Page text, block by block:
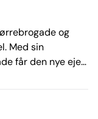
og
Med sin
får den nye ejer